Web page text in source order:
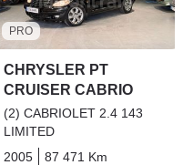
PRO
CHRYSLER PT
CRUISER CABRIO
(2) CABRIOLET 2.4 143
LIMITED
2005
87 471 Km